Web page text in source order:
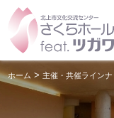
ホーム >主催・共催ライン